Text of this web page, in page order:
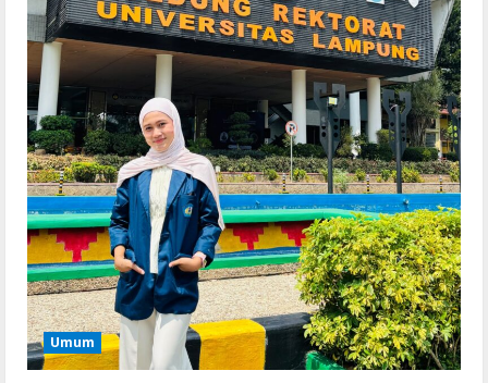
Umum
3
Remux
Coyote vs. Acme 2026 Pre-DVDRip
2160𝚙 AVC
August 7, 2026
4
Serialers
MATLAB R2024b Crack exe [Full] x64
Bypass
August 7, 2026
Serialers
VMware Workstation Portable +
Activator Final